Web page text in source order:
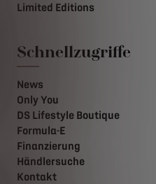
Limited Editions
Schnellzugriffe
News
Only You
DS Lifestyle Boutique
Formula-E
Finanzierung
Händlersuche
Kontakt